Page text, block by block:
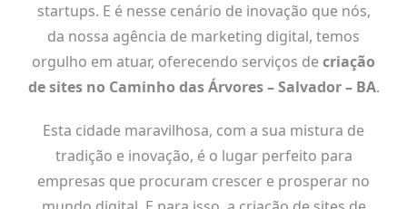
startups. E é nesse cenário de inovação que nós,
da nossa agência de marketing digital, temos
orgulho em atuar, oferecendo serviços decriação
de sites no Caminho das Árvores – Salvador – BA.
Esta cidade maravilhosa, com a sua mistura de
tradição e inovação, é o lugar perfeito para
empresas que procuram crescer e prosperar no